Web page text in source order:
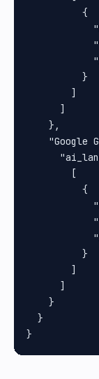
          {
          }
        ]
      ]
    },
"Google
        [
          {
          }
        ]
      ]
    }
  }